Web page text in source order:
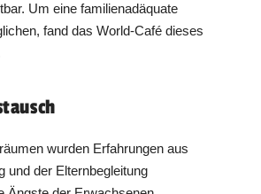
Um eine familienadäquate
fand das World-Café dieses
wurden Erfahrungen aus
und der Elternbegleitung